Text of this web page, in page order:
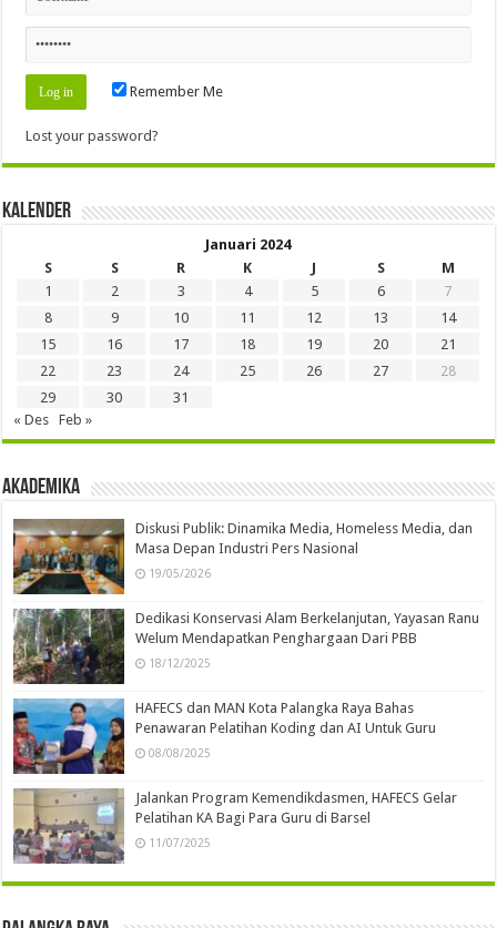
Remember Me
Lost your password?
Kalender
Januari 2024
S
S R K J S
M
1
2 3 4 5 6
7
8
9 10 11 12 13
14
15
16 17 18 19 20
21
22
23 24 25 26 27
28
29
30
31
« Des
Feb »
Akademika
Diskusi Publik: Dinamika Media, Homeless Media, dan
Masa Depan Industri Pers Nasional
19/05/2026
Dedikasi Konservasi Alam Berkelanjutan, Yayasan Ranu
Welum Mendapatkan Penghargaan Dari PBB
18/12/2025
HAFECS dan MAN Kota Palangka Raya Bahas
Penawaran Pelatihan Koding dan AI Untuk Guru
08/08/2025
Jalankan Program Kemendikdasmen, HAFECS Gelar
Pelatihan KA Bagi Para Guru di Barsel
11/07/2025